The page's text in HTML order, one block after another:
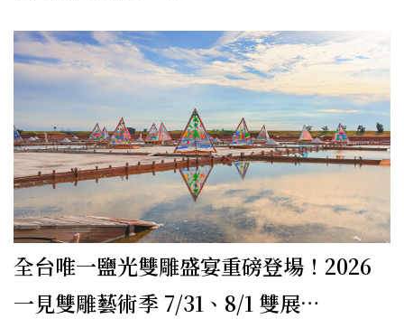
全台唯一鹽光雙雕盛宴重磅登場！2026
一見雙雕藝術季 7/31、8/1 雙展…